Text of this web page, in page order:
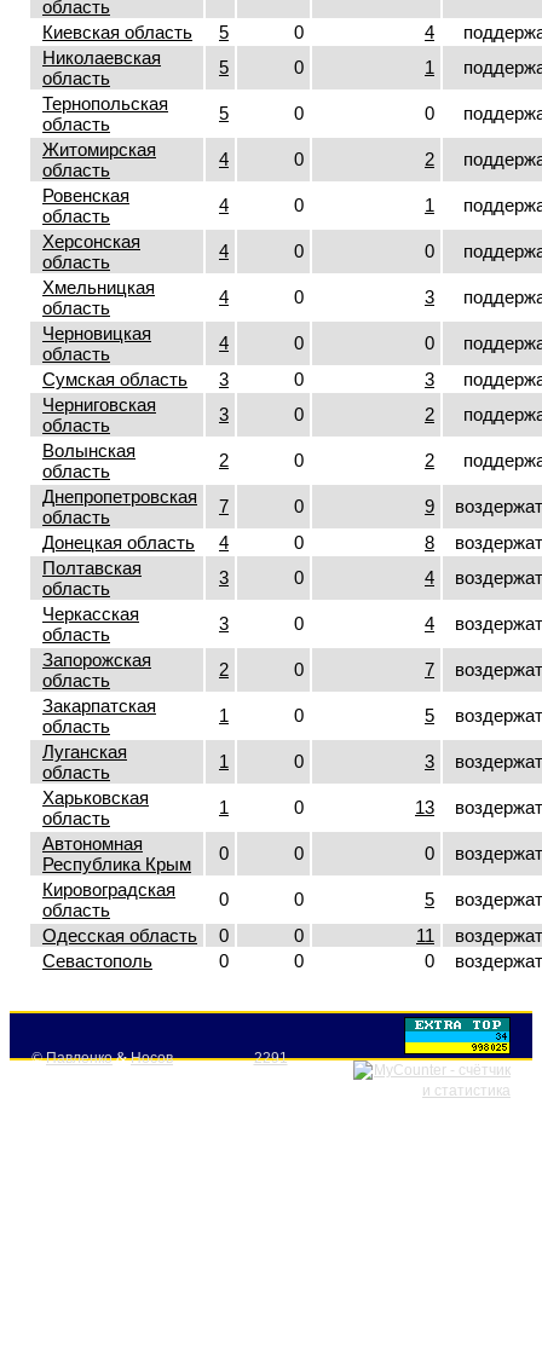
область
Киевская область
5 0 4
Николаевская
область
5 0 1
Тернопольская
область
5 0 0
Житомирская
область
4 0 2
Ровенская
область
4 0 1
Херсонская
область
4 0 0
Хмельницкая
область
4 0 3
Черновицкая
область
4 0 0
Сумская область
3 0 3
Черниговская
область
3 0 2
Волынская
область
2 0 2
Днепропетровская
область
7 0 9
Донецкая область
4 0 8
Полтавская
область
3 0 4
Черкасская
область
3 0 4
Запорожская
область
2 0 7
Закарпатская
область
1 0 5
Луганская
область
1 0 3
Харьковская
область
1 0 13
Автономная
Республика Крым
0 0 0
Кировоградская
область
0 0 5
Одесская область
0 0 11
Севастополь
0 0 0
©Павленко&Носов 2291